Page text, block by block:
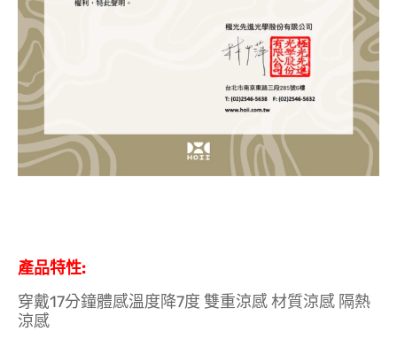
產品特性:
穿戴17分鐘體感溫度降7度 雙重涼感 材質涼感 隔熱
涼感